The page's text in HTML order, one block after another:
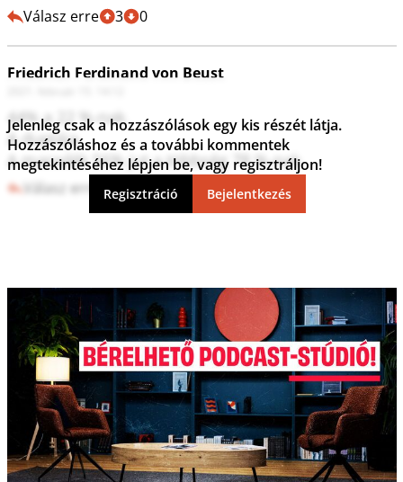
Válasz erre 3 0
Friedrich Ferdinand von Beust
44% a 22 %-nak.
A duplája.
A maradék 56% jut a többség 78 %-nak.
Válasz erre 6 0
Jelenleg csak a hozzászólások egy kis részét látja.
Hozzászóláshoz és a további kommentek
megtekintéséhez lépjen be, vagy regisztráljon!
Regisztráció Bejelentkezés